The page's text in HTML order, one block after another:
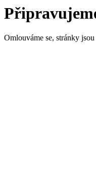
Omlouváme se, stránky jsou